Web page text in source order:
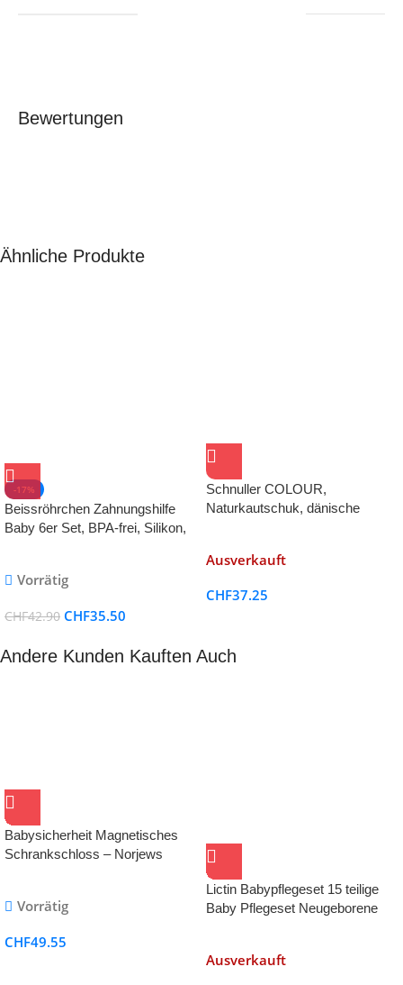
Bewertungen
Ähnliche Produkte
-17%
Beissröhrchen Zahnungshilfe
Baby 6er Set, BPA-frei, Silikon,
Vorrätig
CHF42.90 CHF35.50
Schnuller COLOUR,
Naturkautschuk, dänische
Ausverkauft
CHF37.25
Andere Kunden Kauften Auch
Babysicherheit Magnetisches
Schrankschloss – Norjews
Vorrätig
CHF49.55
Lictin Babypflegeset 15 teilige
Baby Pflegeset Neugeborene
Ausverkauft